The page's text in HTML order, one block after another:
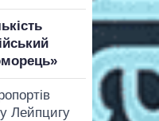
Лейпцигу